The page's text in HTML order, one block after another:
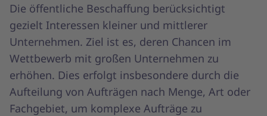
Die öffentliche Beschaffung berücksichtigt
gezielt Interessen kleiner und mittlerer
Unternehmen. Ziel ist es, deren Chancen im
Wettbewerb mit großen Unternehmen zu
erhöhen. Dies erfolgt insbesondere durch die
Aufteilung von Aufträgen nach Menge, Art oder
Fachgebiet, um komplexe Aufträge zu